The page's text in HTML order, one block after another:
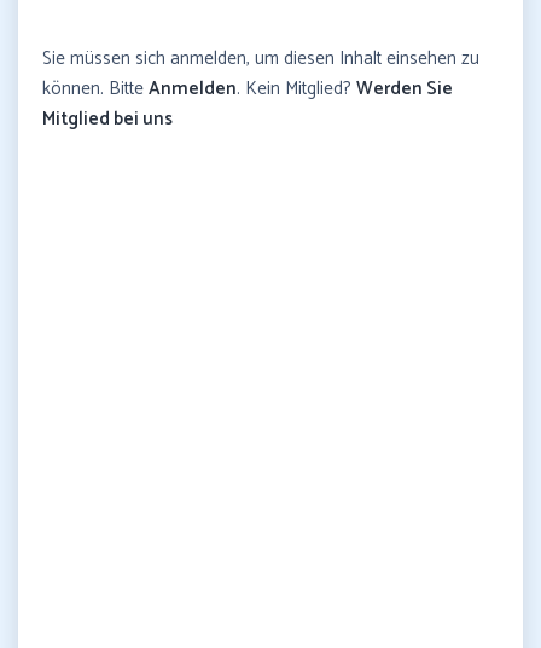
Sie müssen sich anmelden, um diesen Inhalt einsehen zu
können. BitteAnmelden. Kein Mitglied? Werden Sie
Mitglied bei uns